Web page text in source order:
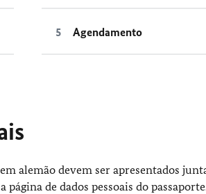
Agendamento
alemão devem ser apresentados
de dados pessoais do